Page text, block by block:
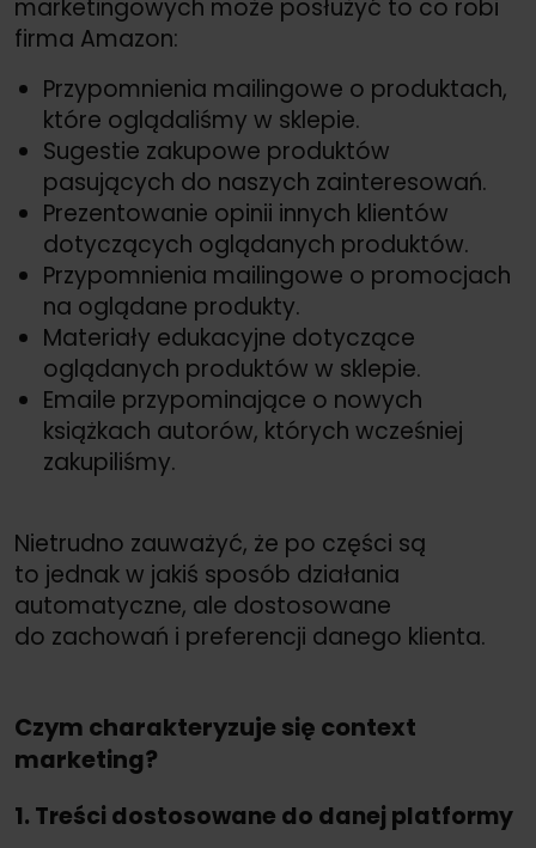
marketingowych może posłużyć to co robi
firma Amazon:
Przypomnienia mailingowe o produktach,
które oglądaliśmy w sklepie.
Sugestie zakupowe produktów
pasujących do naszych zainteresowań.
Prezentowanie opinii innych klientów
dotyczących oglądanych produktów.
Przypomnienia mailingowe o promocjach
na oglądane produkty.
Materiały edukacyjne dotyczące
oglądanych produktów w sklepie.
Emaile przypominające o nowych
książkach autorów, których wcześniej
zakupiliśmy.
Nietrudno zauważyć, że po części są
to jednak w jakiś sposób działania
automatyczne, ale dostosowane
do zachowań i preferencji danego klienta.
Czym charakteryzuje się context
marketing?
1. Treści dostosowane do danej platformy